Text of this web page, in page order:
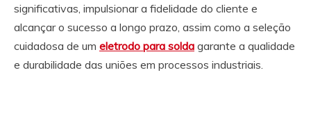
significativas, impulsionar a fidelidade do cliente e
alcançar o sucesso a longo prazo, assim como a seleção
cuidadosa de um eletrodo para solda garante a qualidade
e durabilidade das uniões em processos industriais.